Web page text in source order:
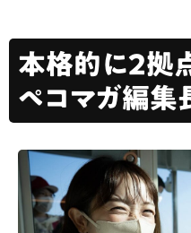
本格的に2拠
ペコマガ編集